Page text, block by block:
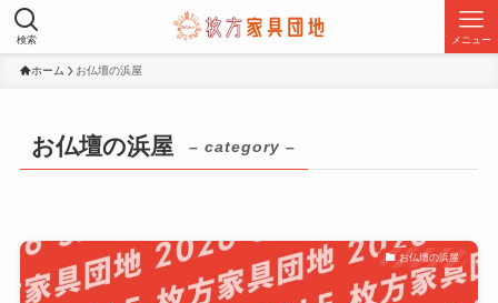
検索 メニュー
ホーム お仏壇の浜屋
お仏壇の浜屋 – category –
お仏壇の浜屋